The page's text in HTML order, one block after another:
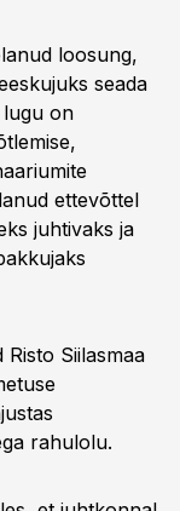
loosung,
seada
lugu on
ettevõttel
juhtivaks ja
Siilasmaa
rahulolu.